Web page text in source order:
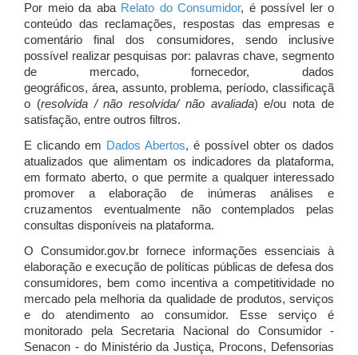
Por meio da aba Relato do Consumidor, é possível ler o
conteúdo das reclamações, respostas das empresas e
comentário final dos consumidores, sendo inclusive
possível realizar pesquisas por: palavras chave, segmento
de mercado, fornecedor, dados
geográficos, área, assunto, problema, período, classificaçã
o (resolvida / não resolvida/ não avaliada) e/ou nota de
satisfação, entre outros filtros.
E clicando em Dados Abertos, é possível obter os dados
atualizados que alimentam os indicadores da plataforma,
em formato aberto, o que permite a qualquer interessado
promover a elaboração de inúmeras análises e
cruzamentos eventualmente não contemplados pelas
consultas disponíveis na plataforma.
O Consumidor.gov.br fornece informações essenciais à
elaboração e execução de políticas públicas de defesa dos
consumidores, bem como incentiva a competitividade no
mercado pela melhoria da qualidade de produtos, serviços
e do atendimento ao consumidor. Esse serviço é
monitorado pela Secretaria Nacional do Consumidor -
Senacon - do Ministério da Justiça, Procons, Defensorias